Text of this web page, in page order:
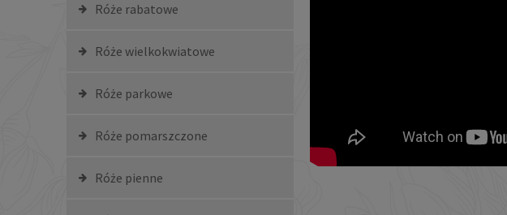
Róże rabatowe
Róże wielkokwiatowe
Róże parkowe
Róże pomarszczone
Róże pienne